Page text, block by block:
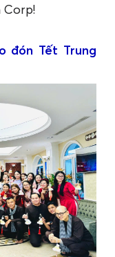
Corp!
đón Tết Trung